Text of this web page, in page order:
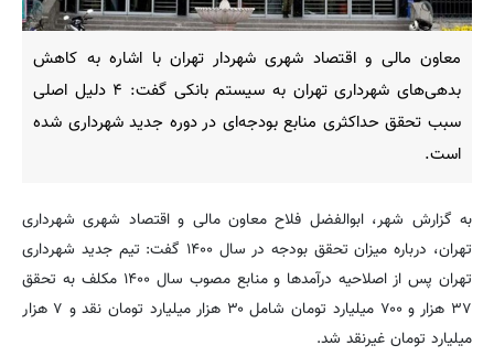
معاون مالی و اقتصاد شهری شهردار تهران با اشاره به کاهش
بدهی‌های شهرداری تهران به سیستم بانکی گفت: ۴ دلیل اصلی
سبب تحقق حداکثری منابع بودجه‌ای در دوره جدید شهرداری شده
است.
به گزارش شهر، ابوالفضل فلاح معاون مالی و اقتصاد شهری شهرداری
تهران، درباره میزان تحقق بودجه در سال ۱۴۰۰ گفت: تیم جدید شهرداری
تهران پس از اصلاحیه درآمدها و منابع مصوب سال ۱۴۰۰ مکلف به تحقق
۳۷ هزار و ۷۰۰ میلیارد تومان شامل ۳۰ هزار میلیارد تومان نقد و ۷ هزار
میلیارد تومان غیرنقد شد.